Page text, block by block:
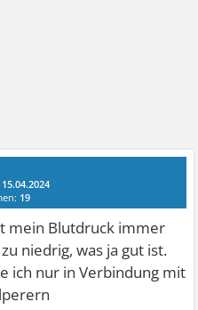
15.04.2024
19
mein Blutdruck immer
niedrig, was ja gut ist.
ich nur in Verbindung mit